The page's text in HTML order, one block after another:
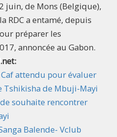
juin, de Mons (Belgique),
RDC a entamé, depuis
préparer les
annoncée au Gabon.
attendu pour évaluer
Tshikisha de Mbuji-Mayi
souhaite rencontrer
Balende- Vclub